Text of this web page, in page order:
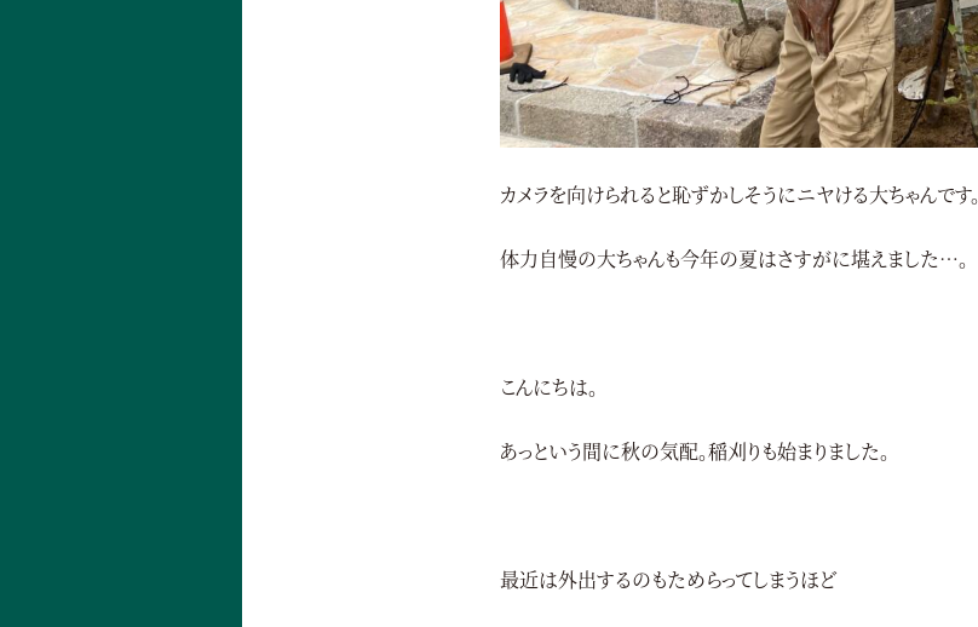
カメラを向けられると恥ずかしそうにニヤける大ちゃんです。
体力自慢の大ちゃんも今年の夏はさすがに堪えました…。
こんにちは。
あっという間に秋の気配。稲刈りも始まりました。
最近は外出するのもためらってしまうほど